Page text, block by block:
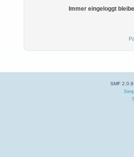
Immer eingeloggt
SMF 2.0.9